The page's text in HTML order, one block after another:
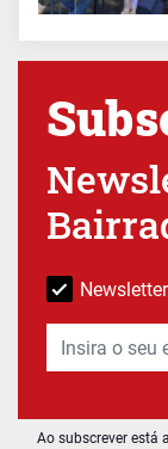
Ao subscrever está